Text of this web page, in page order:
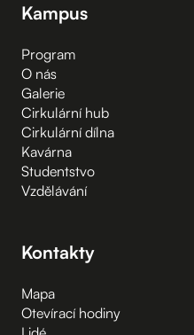
Kampus
Program
O nás
Galerie
Cirkulární hub
Cirkulární dílna
Kavárna
Studentstvo
Vzdělávání
Kontakty
Mapa
Otevírací hodiny